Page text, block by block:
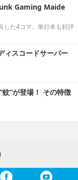
Gaming Maide
した4コマ。単行本も好評
スコードサーバー
蚊”が登場！ その特徴